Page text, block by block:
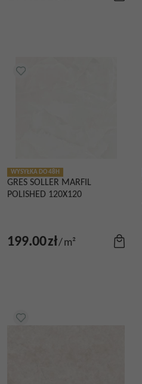
WYSYŁKA DO 48H
GRES SOLLER MARFIL
POLISHED 120X120
199.00zł/m²